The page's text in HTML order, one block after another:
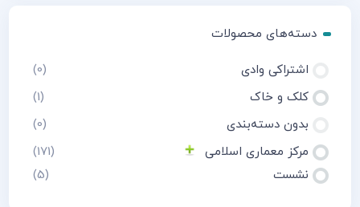
دسته‌های محصولات
اشتراکی وادی
(0)
کلک و خاک
(1)
بدون دسته‌بندی
(0)
مرکز معماری اسلامی
(171)
نشست
(5)